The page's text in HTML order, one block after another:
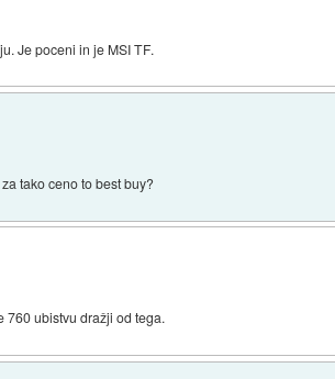
Je poceni in je MSI TF.
tako ceno to best buy?
760 ubistvu dražji od tega.